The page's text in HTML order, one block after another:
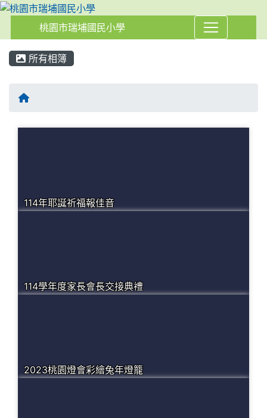
桃園市瑞埔國民小學
所有相簿
114年耶誕祈福報佳音
114學年度家長會長交接典禮
2023桃園燈會彩繪兔年燈籠